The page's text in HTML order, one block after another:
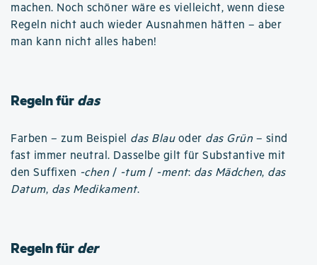
machen. Noch schöner wäre es vielleicht, wenn diese
Regeln nicht auch wieder Ausnahmen hätten – aber
man kann nicht alles haben!
Regeln fürdas
Farben – zum Beispiel das Blauoder das Grün – sind
fast immer neutral. Dasselbe gilt für Substantive mit
den Suffixen -chen / -tum/ -ment: das Mädchen, das
Datum, das Medikament.
Regeln fürder